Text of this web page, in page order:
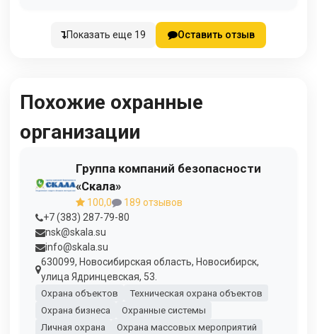
Показать еще 19 Оставить отзыв
Похожие охранные
организации
Группа компаний безопасности
«Скала»
100,0
189 отзывов
+7 (383) 287-79-80
nsk@skala.su
info@skala.su
630099, Новосибирская область, Новосибирск,
улица Ядринцевская, 53.
Охрана объектов
Техническая охрана объектов
Охрана бизнеса
Охранные системы
Личная охрана
Охрана массовых мероприятий